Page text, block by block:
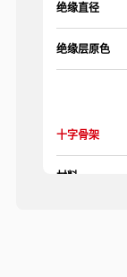
绝缘直径
绝缘层原色
十字骨架
材料